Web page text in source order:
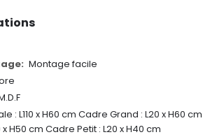
Montage facile
: L110 x H60 cm Cadre Grand : L20 x H60 cm
H50 cm Cadre Petit : L20 x H40 cm